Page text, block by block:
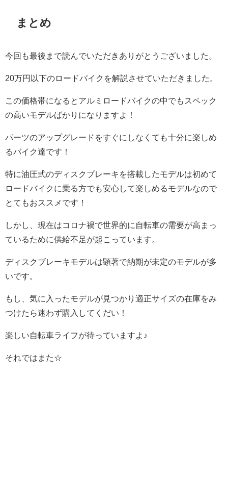
まとめ
今回も最後まで読んでいただきありがとうございました。
20万円以下のロードバイクを解説させていただきました。
この価格帯になるとアルミロードバイクの中でもスペック
の高いモデルばかりになりますよ！
パーツのアップグレードをすぐにしなくても十分に楽しめ
るバイク達です！
特に油圧式のディスクブレーキを搭載したモデルは初めて
ロードバイクに乗る方でも安心して楽しめるモデルなので
とてもおススメです！
しかし、現在はコロナ禍で世界的に自転車の需要が高まっ
ているために供給不足が起こっています。
ディスクブレーキモデルは顕著で納期が未定のモデルが多
いです。
もし、気に入ったモデルが見つかり適正サイズの在庫をみ
つけたら迷わず購入してくだい！
楽しい自転車ライフが待っていますよ♪
それではまた☆